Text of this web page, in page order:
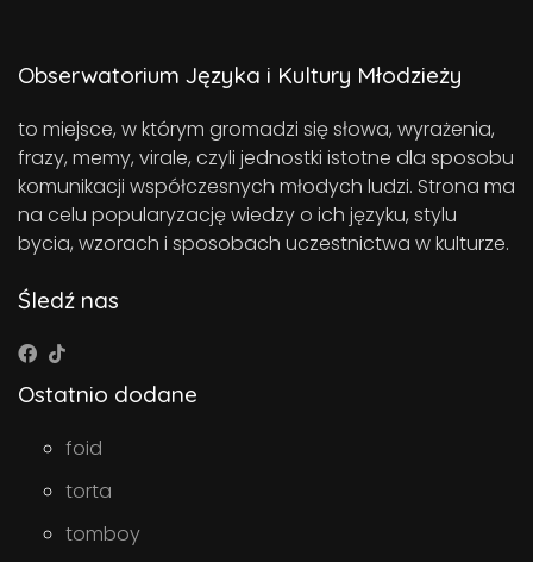
Obserwatorium Języka i Kultury Młodzieży
to miejsce, w którym gromadzi się słowa, wyrażenia,
frazy, memy, virale, czyli jednostki istotne dla sposobu
komunikacji współczesnych młodych ludzi. Strona ma
na celu popularyzację wiedzy o ich języku, stylu
bycia, wzorach i sposobach uczestnictwa w kulturze.
Śledź nas
Ostatnio dodane
foid
torta
tomboy